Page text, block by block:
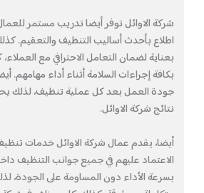
شركة الاوائل توفر أيضا تدريب مستمر
اطلاع بأحدث أساليب التنظيف والتعقيم.
بعناية لضمان التعامل الاحترافي مع
بكافة إجراءات السلامة أثناء أداء مهامهم.
جودة العمل بعد كل عملية تنظيف، لذلك
نتائج شركة الاوائل.
أيضا، يقدم عمال شركة الاوائل خدمات
الاعتماد عليهم في جميع جوانب التنظيف
بسرعة الأداء دون المساومة على الجودة،